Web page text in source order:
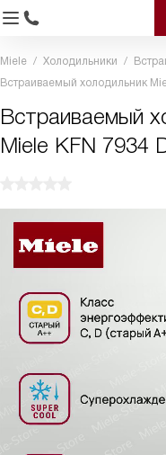
Miele Холодильники
Встраиваемый холодильник
Встраиваемый
Miele KFN 7934